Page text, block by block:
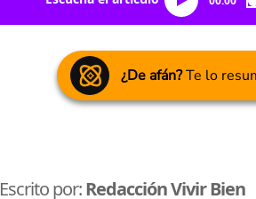
¿De afán?Te lo
Escrito por:Redacción Vivir Bien